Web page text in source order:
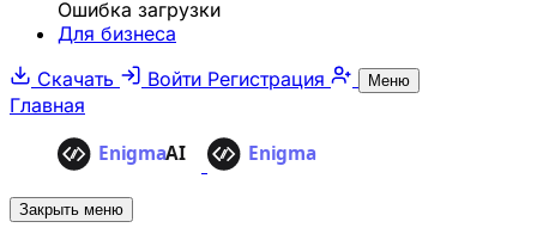
Ошибка загрузки
Для бизнеса
Скачать
Войти Регистрация Меню
Главная
Закрыть меню